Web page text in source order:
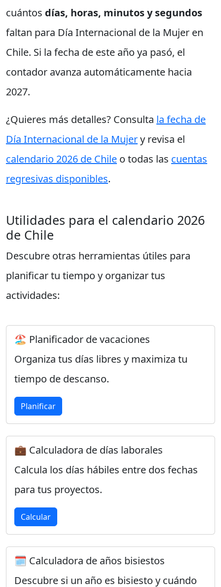
cuántos días, horas, minutos y segundos
faltan para Día Internacional de la Mujer en
Chile. Si la fecha de este año ya pasó, el
contador avanza automáticamente hacia
2027.
¿Quieres más detalles? Consulta la fecha de
Día Internacional de la Mujery revisa el
calendario 2026 de Chile o todas las cuentas
regresivas disponibles.
Utilidades para el calendario 2026
de Chile
Descubre otras herramientas útiles para
planificar tu tiempo y organizar tus
actividades:
🏖️ Planificador de vacaciones
Organiza tus días libres y maximiza tu
tiempo de descanso.
Planificar
💼 Calculadora de días laborales
Calcula los días hábiles entre dos fechas
para tus proyectos.
Calcular
🗓️ Calculadora de años bisiestos
Descubre si un año es bisiesto y cuándo